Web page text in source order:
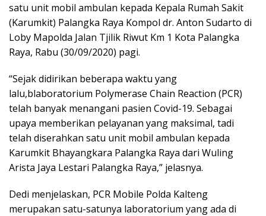
satu unit mobil ambulan kepada Kepala Rumah Sakit
(Karumkit) Palangka Raya Kompol dr. Anton Sudarto di
Loby Mapolda Jalan Tjilik Riwut Km 1 Kota Palangka
Raya, Rabu (30/09/2020) pagi.
“Sejak didirikan beberapa waktu yang
lalu,blaboratorium Polymerase Chain Reaction (PCR)
telah banyak menangani pasien Covid-19. Sebagai
upaya memberikan pelayanan yang maksimal, tadi
telah diserahkan satu unit mobil ambulan kepada
Karumkit Bhayangkara Palangka Raya dari Wuling
Arista Jaya Lestari Palangka Raya,” jelasnya.
Dedi menjelaskan, PCR Mobile Polda Kalteng
merupakan satu-satunya laboratorium yang ada di